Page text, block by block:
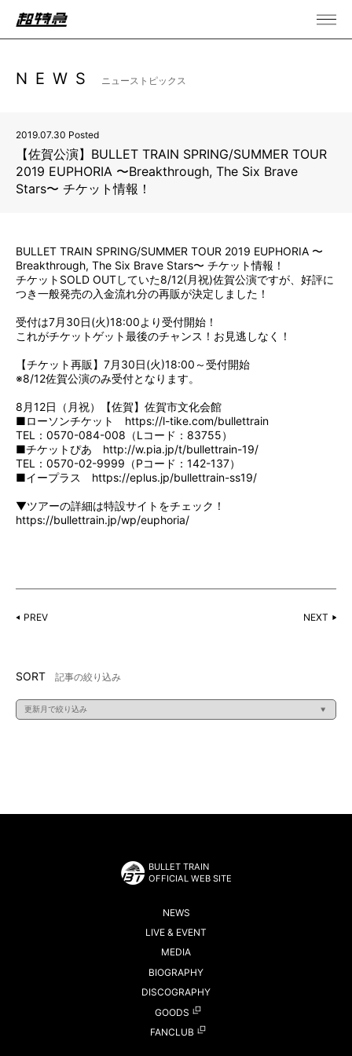
NEWS ニューストピックス
2019.07.30 Posted
【佐賀公演】BULLET TRAIN SPRING/SUMMER TOUR
2019 EUPHORIA 〜Breakthrough, The Six Brave
Stars〜 チケット情報！
BULLET TRAIN SPRING/SUMMER TOUR 2019 EUPHORIA 〜
Breakthrough, The Six Brave Stars〜 チケット情報！
チケットSOLD OUTしていた8/12(月祝)佐賀公演ですが、好評に
つき一般発売の入金流れ分の再販が決定しました！
受付は7月30日(火)18:00より受付開始！
これがチケットゲット最後のチャンス！お見逃しなく！
【チケット再販】7月30日(火)18:00～受付開始
※8/12佐賀公演のみ受付となります。
8月12日（月祝）【佐賀】佐賀市文化会館
■ローソンチケット https://l-tike.com/bullettrain
TEL：0570-084-008（Lコード：83755）
■チケットぴあ http://w.pia.jp/t/bullettrain-19/
TEL：0570-02-9999（Pコード：142-137）
■イープラス https://eplus.jp/bullettrain-ss19/
▼ツアーの詳細は特設サイトをチェック！
https://bullettrain.jp/wp/euphoria/
PREV NEXT
SORT 記事の絞り込み
BULLET TRAIN
OFFICIAL WEB SITE
NEWS
LIVE & EVENT
MEDIA
BIOGRAPHY
DISCOGRAPHY
GOODS
FANCLUB